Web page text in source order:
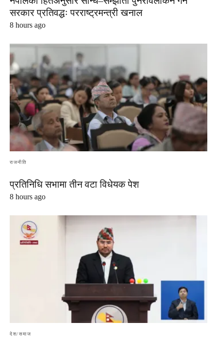
सरकार प्रतिवद्धः परराष्ट्रमन्त्री खनाल
8 hours ago
राजनीति
प्रतिनिधि सभामा तीन वटा विधेयक पेश
8 hours ago
देश/समाज